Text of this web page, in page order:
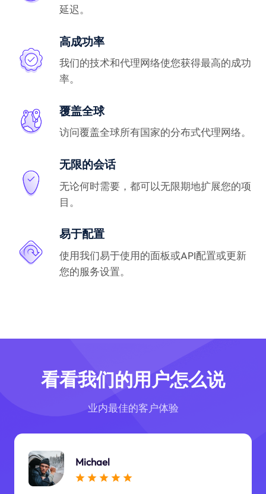
延迟。
高成功率
我们的技术和代理网络使您获得最高的成功
率。
覆盖全球
访问覆盖全球所有国家的分布式代理网络。
无限的会话
无论何时需要，都可以无限期地扩展您的项
目。
易于配置
使用我们易于使用的面板或API配置或更新
您的服务设置。
看看我们的用户怎么说
业内最佳的客户体验
Michael